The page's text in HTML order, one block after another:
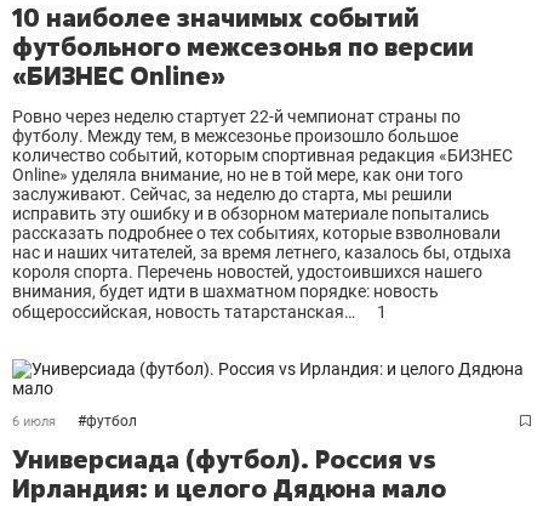
10 наиболее значимых событий
футбольного межсезонья по версии
«БИЗНЕС Online»
Ровно через неделю стартует 22-й чемпионат страны по
футболу. Между тем, в межсезонье произошло большое
количество событий, которым спортивная редакция «БИЗНЕС
Online» уделяла внимание, но не в той мере, как они того
заслуживают. Сейчас, за неделю до старта, мы решили
исправить эту ошибку и в обзорном материале попытались
рассказать подробнее о тех событиях, которые взволновали
нас и наших читателей, за время летнего, казалось бы, отдыха
короля спорта. Перечень новостей, удостоившихся нашего
внимания, будет идти в шахматном порядке: новость
общероссийская, новость татарстанская…
1
6 июля #футбол
Универсиада (футбол). Россия vs
Ирландия: и целого Дядюна мало